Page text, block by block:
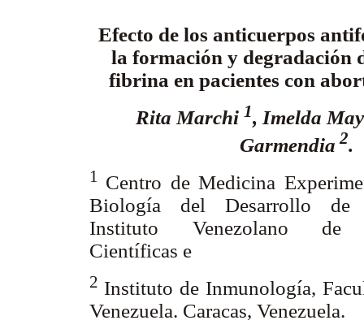
Efecto de los anticuerpos
la formación y degradación
fibrina en pacientes con
Rita Marchi 1, Imelda
Garmendia 2.
1 Centro de Medicina
Biología del Desarrollo de
Instituto Venezolano de
Científicas e
2 Instituto de Inmunología,
Venezuela. Caracas, Venezuela.